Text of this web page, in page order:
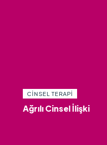
CINSEL TERAPI
Ağrılı Cinsel İlişki